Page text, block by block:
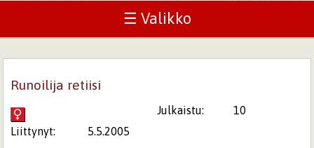
☰ Valikko
Runoilija retiisi
Julkaistu:
10
Liittynyt:
5.5.2005